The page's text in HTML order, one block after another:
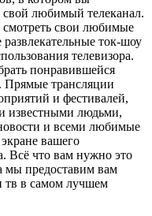
любимый телеканал.
смотреть свои любимые
ток-шоу
телевизора.
понравившейся
Прямые трансляции
и фестивалей,
известными людьми,
и всеми любимые
вашего
Всё что вам нужно это
мы предоставим вам
тв в самом лучшем